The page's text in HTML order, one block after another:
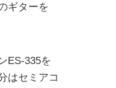
ギターを
ES-335を
はセミアコ